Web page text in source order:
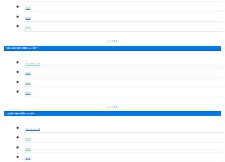
1LDK
2LDK
3LDK
もっと見る
藤が丘駅の物件を間取りから探す
ワンルーム・1K
1LDK
2LDK
3LDK
もっと見る
上社駅の物件を間取りから探す
ワンルーム・1K
1LDK
2LDK
3LDK